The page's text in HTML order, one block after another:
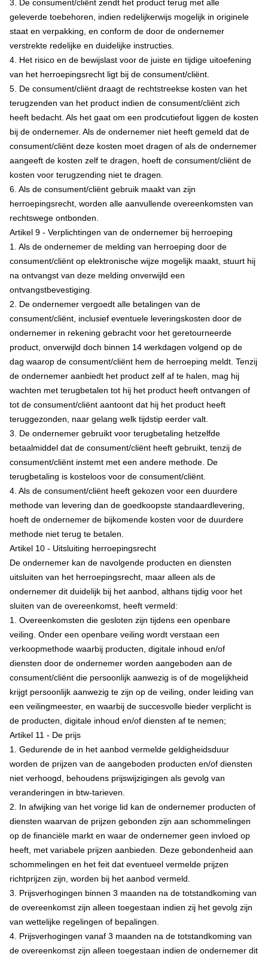
3. De consument/cliënt zendt het product terug met alle
geleverde toebehoren, indien redelijkerwijs mogelijk in originele
staat en verpakking, en conform de door de ondernemer
verstrekte redelijke en duidelijke instructies.
4. Het risico en de bewijslast voor de juiste en tijdige uitoefening
van het herroepingsrecht ligt bij de consument/cliënt.
5. De consument/cliënt draagt de rechtstreekse kosten van het
terugzenden van het product indien de consument/cliënt zich
heeft bedacht. Als het gaat om een prodcutiefout liggen de kosten
bij de ondernemer. Als de ondernemer niet heeft gemeld dat de
consument/cliënt deze kosten moet dragen of als de ondernemer
aangeeft de kosten zelf te dragen, hoeft de consument/cliënt de
kosten voor terugzending niet te dragen.
6. Als de consument/cliënt gebruik maakt van zijn
herroepingsrecht, worden alle aanvullende overeenkomsten van
rechtswege ontbonden.
Artikel 9 - Verplichtingen van de ondernemer bij herroeping
1. Als de ondernemer de melding van herroeping door de
consument/cliënt op elektronische wijze mogelijk maakt, stuurt hij
na ontvangst van deze melding onverwijld een
ontvangstbevestiging.
2. De ondernemer vergoedt alle betalingen van de
consument/cliënt, inclusief eventuele leveringskosten door de
ondernemer in rekening gebracht voor het geretourneerde
product, onverwijld doch binnen 14 werkdagen volgend op de
dag waarop de consument/cliënt hem de herroeping meldt. Tenzij
de ondernemer aanbiedt het product zelf af te halen, mag hij
wachten met terugbetalen tot hij het product heeft ontvangen of
tot de consument/cliënt aantoont dat hij het product heeft
teruggezonden, naar gelang welk tijdstip eerder valt.
3. De ondernemer gebruikt voor terugbetaling hetzelfde
betaalmiddel dat de consument/cliënt heeft gebruikt, tenzij de
consument/cliënt instemt met een andere methode. De
terugbetaling is kosteloos voor de consument/cliënt.
4. Als de consument/cliënt heeft gekozen voor een duurdere
methode van levering dan de goedkoopste standaardlevering,
hoeft de ondernemer de bijkomende kosten voor de duurdere
methode niet terug te betalen.
Artikel 10 - Uitsluiting herroepingsrecht
De ondernemer kan de navolgende producten en diensten
uitsluiten van het herroepingsrecht, maar alleen als de
ondernemer dit duidelijk bij het aanbod, althans tijdig voor het
sluiten van de overeenkomst, heeft vermeld:
1. Overeenkomsten die gesloten zijn tijdens een openbare
veiling. Onder een openbare veiling wordt verstaan een
verkoopmethode waarbij producten, digitale inhoud en/of
diensten door de ondernemer worden aangeboden aan de
consument/cliënt die persoonlijk aanwezig is of de mogelijkheid
krijgt persoonlijk aanwezig te zijn op de veiling, onder leiding van
een veilingmeester, en waarbij de succesvolle bieder verplicht is
de producten, digitale inhoud en/of diensten af te nemen;
Artikel 11 - De prijs
1. Gedurende de in het aanbod vermelde geldigheidsduur
worden de prijzen van de aangeboden producten en/of diensten
niet verhoogd, behoudens prijswijzigingen als gevolg van
veranderingen in btw-tarieven.
2. In afwijking van het vorige lid kan de ondernemer producten of
diensten waarvan de prijzen gebonden zijn aan schommelingen
op de financiële markt en waar de ondernemer geen invloed op
heeft, met variabele prijzen aanbieden. Deze gebondenheid aan
schommelingen en het feit dat eventueel vermelde prijzen
richtprijzen zijn, worden bij het aanbod vermeld.
3. Prijsverhogingen binnen 3 maanden na de totstandkoming van
de overeenkomst zijn alleen toegestaan indien zij het gevolg zijn
van wettelijke regelingen of bepalingen.
4. Prijsverhogingen vanaf 3 maanden na de totstandkoming van
de overeenkomst zijn alleen toegestaan indien de ondernemer dit